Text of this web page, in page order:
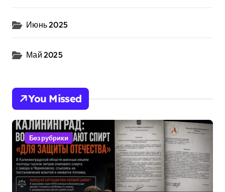
Июнь 2025
Май 2025
You Missed
Без рубрики